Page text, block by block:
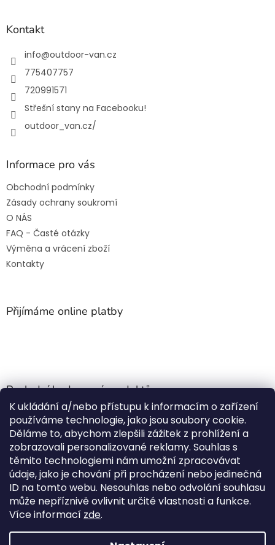
K ukládání a/nebo přístupu k informacím o zařízení
používáme technologie, jako jsou soubory cookie.
Děláme to, abychom zlepšili zážitek z prohlížení a
zobrazovali personalizované reklamy. Souhlas s
těmito technologiemi nám umožní zpracovávat
údaje, jako je chování při procházení nebo jedinečná
ID na tomto webu. Nesouhlas nebo odvolání souhlasu
může nepříznivě ovlivnit určité vlastnosti a funkce.
Více informací zde.
Kontakt
info@outdoor-van.cz
775407757
720991571
Střešní stany na Facebooku!
outdoor_van.cz/
Informace pro vás
Obchodní podmínky
Zásady ochrany soukromí
O NÁS
FAQ - Časté otázky
Výměna a vrácení zboží
Kontakty
Přijímáme online platby
Poslední hodnocení produktů
Jehla do nádrže k nezávislému topení
Hodnocení produktu je 5 z 5 hvězdiček.
| Martin Nevrlý
ano
Kempingové skládací křeslo Front Runner Expander Chair
Hodnocení produktu je 5 z 5 hvězdiček.
|